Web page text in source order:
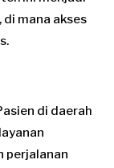
mana akses
di daerah
perjalanan